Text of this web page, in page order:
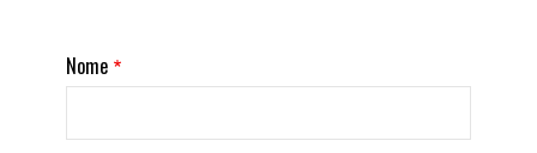
Nome